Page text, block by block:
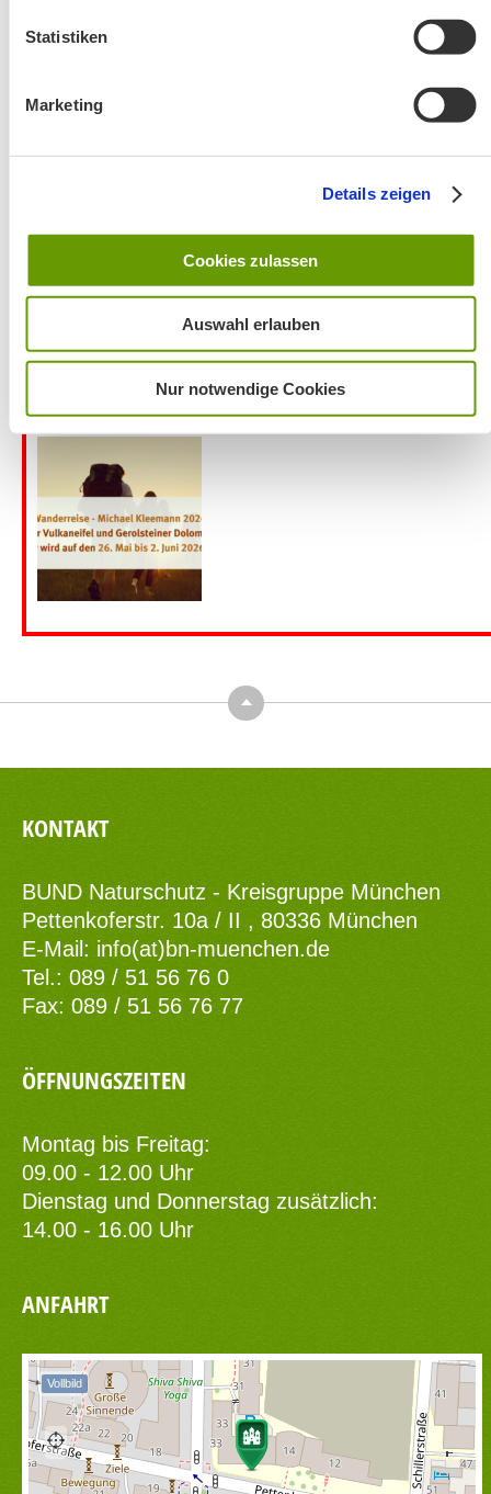
Statistiken
Marketing
Details zeigen
Cookies zulassen
Auswahl erlauben
Nur notwendige Cookies
Aktuelles zu den Wanderreisen von Michael Kleemann
2026
Top
KONTAKT
BUND Naturschutz - Kreisgruppe München
Pettenkoferstr. 10a / II , 80336 München
E-Mail: info(at)bn-muenchen.de
Tel.: 089 / 51 56 76 0
Fax: 089 / 51 56 76 77
ÖFFNUNGSZEITEN
Montag bis Freitag:
09.00 - 12.00 Uhr
Dienstag und Donnerstag zusätzlich:
14.00 - 16.00 Uhr
ANFAHRT
Vollbild